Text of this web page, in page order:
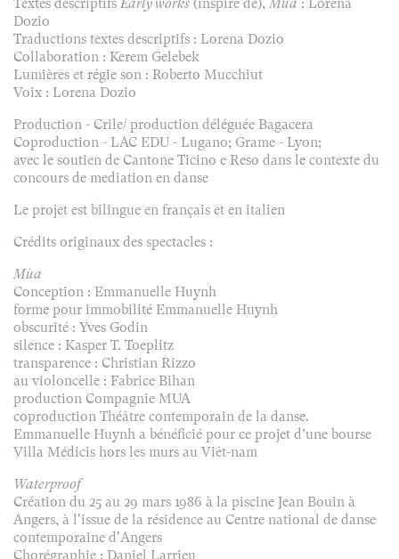
Textes descriptifs Early works (inspiré de), Mùa : Lorena
Dozio
Traductions textes descriptifs : Lorena Dozio
Collaboration : Kerem Gelebek
Lumières et régie son : Roberto Mucchiut
Voix : Lorena Dozio
Production - Crile/ production déléguée Bagacera
Coproduction - LAC EDU - Lugano; Grame - Lyon;
avec le soutien de Cantone Ticino e Reso dans le contexte du
concours de mediation en danse
Le projet est bilingue en français et en italien
Crédits originaux des spectacles :
Mùa
Conception : Emmanuelle Huynh
forme pour immobilité Emmanuelle Huynh
obscurité : Yves Godin
silence : Kasper T. Toeplitz
transparence : Christian Rizzo
au violoncelle : Fabrice Bihan
production Compagnie MUA
coproduction Théâtre contemporain de la danse.
Emmanuelle Huynh a bénéficié pour ce projet d’une bourse
Villa Médicis hors les murs au Viêt-nam
Waterproof
Création du 25 au 29 mars 1986 à la piscine Jean Bouin à
Angers, à l'issue de la résidence au Centre national de danse
contemporaine d'Angers
Chorégraphie : Daniel Larrieu